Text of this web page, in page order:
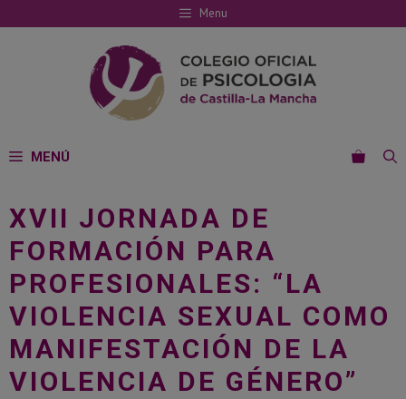
al
Menu
MENÚ
XVII JORNADA DE
FORMACIÓN PARA
PROFESIONALES: “LA
VIOLENCIA SEXUAL COMO
MANIFESTACIÓN DE LA
VIOLENCIA DE GÉNERO”